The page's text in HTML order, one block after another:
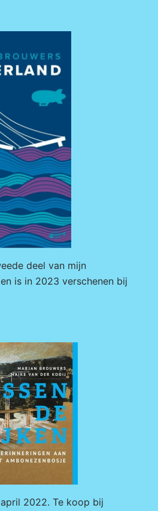
deel van mijn
is in 2023 verschenen bij
2022. Te koop bij